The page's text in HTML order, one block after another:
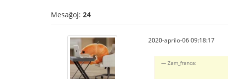
Mesaĝoj: 24
2020-aprilo-06 09:18:17
Zam_franca: